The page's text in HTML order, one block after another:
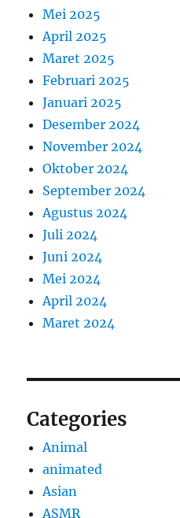
Mei 2025
April 2025
Maret 2025
Februari 2025
Januari 2025
Desember 2024
November 2024
Oktober 2024
September 2024
Agustus 2024
Juli 2024
Juni 2024
Mei 2024
April 2024
Maret 2024
Categories
Animal
animated
Asian
ASMR